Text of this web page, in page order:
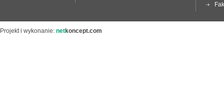
Projekt i wykonanie: netkoncept.com